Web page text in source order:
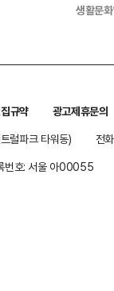
생활문
규약
광고제휴문의
럴파크 타워동)
전
번호: 서울 아00055